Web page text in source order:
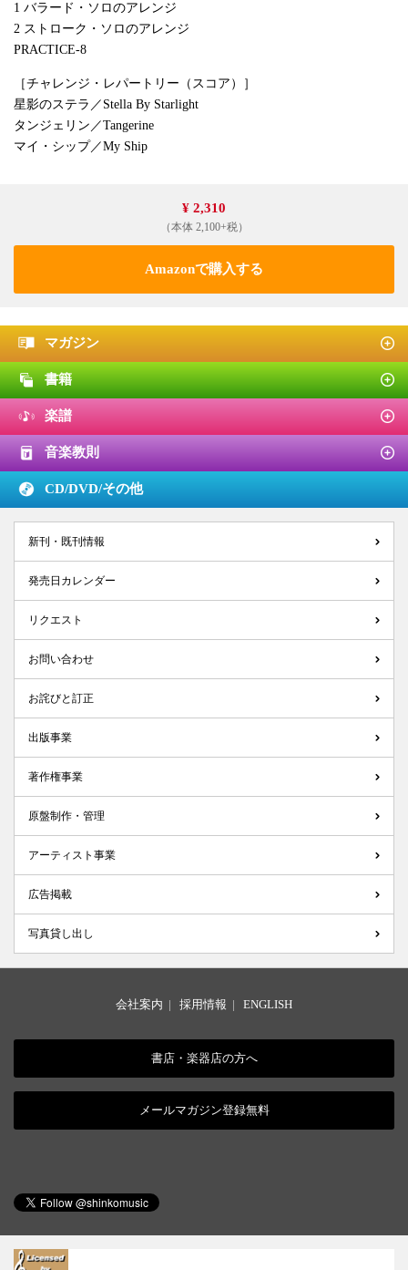
1 バラード・ソロのアレンジ
2 ストローク・ソロのアレンジ
PRACTICE-8
［チャレンジ・レパートリー（スコア）］
星影のステラ／Stella By Starlight
タンジェリン／Tangerine
マイ・シップ／My Ship
¥ 2,310
（本体 2,100+税）
Amazonで購入する
マガジン
書籍
楽譜
音楽教則
CD/DVD/その他
新刊・既刊情報
発売日カレンダー
リクエスト
お問い合わせ
お詫びと訂正
出版事業
著作権事業
原盤制作・管理
アーティスト事業
広告掲載
写真貸し出し
会社案内 | 採用情報 | ENGLISH
書店・楽器店の方へ
メールマガジン登録無料